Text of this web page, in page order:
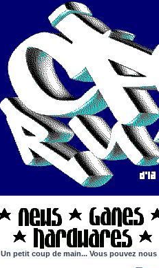
Un petit coup de main... Vous pouvez